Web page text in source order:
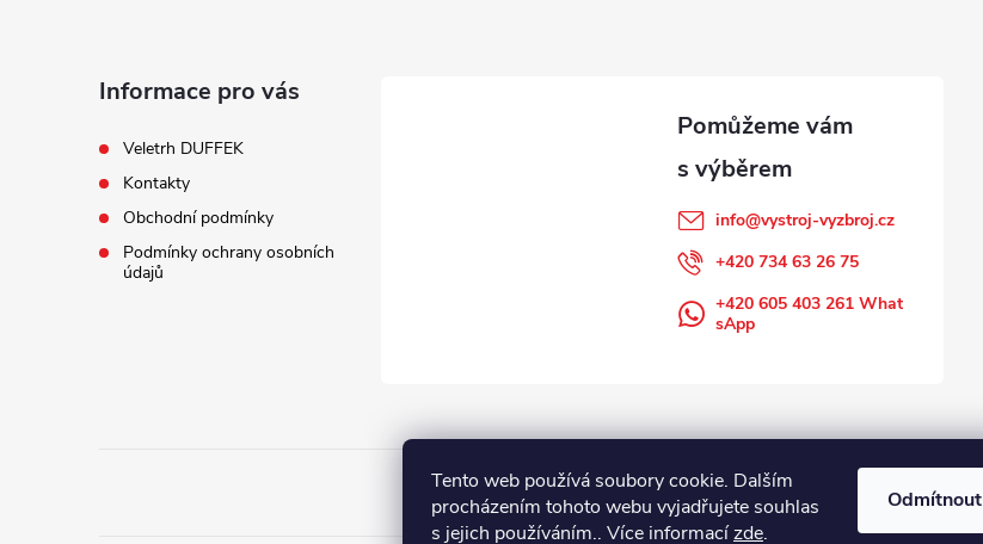
Tento web používá soubory cookie. Dalším
procházením tohoto webu vyjadřujete souhlas
s jejich používáním.. Více informacízde.
Odmítnout
Informace pro vás
Veletrh DUFFEK
Kontakty
Obchodní podmínky
Podmínky ochrany osobních
údajů
info@vystroj-vyzbroj.cz
+420 734 63 26 75
+420 605 403 261 What
sApp